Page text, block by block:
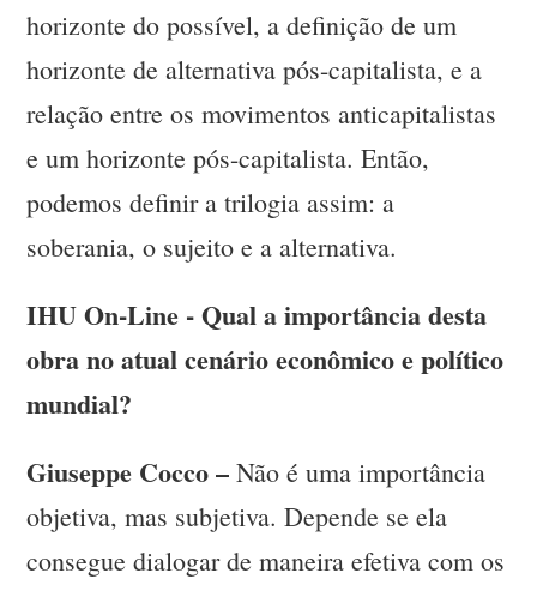
horizonte do possível, a definição de um
horizonte de alternativa pós-capitalista, e a
relação entre os movimentos anticapitalistas
e um horizonte pós-capitalista. Então,
podemos definir a trilogia assim: a
soberania, o sujeito e a alternativa.
IHU On-Line - Qual a importância desta
obra no atual cenário econômico e político
mundial?
Giuseppe Cocco – Não é uma importância
objetiva, mas subjetiva. Depende se ela
consegue dialogar de maneira efetiva com os